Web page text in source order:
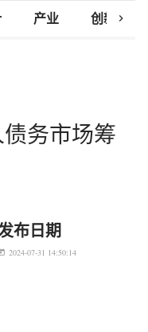
产业 创新研究
chevron_right
务市场筹
布日期
2024-07-31 14:50:14